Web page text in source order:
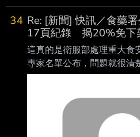
34 Re: [新聞] 快訊／食藥
17頁紀錄 揭20%免下
這真的是衛服部處理重大食
專家名單公布，問題就很清
與會... 處理重大食安違法問
自己是衛服部要依據食安法
還是石崇良跟姜志剛自己可
一群專家就算不是法律專家